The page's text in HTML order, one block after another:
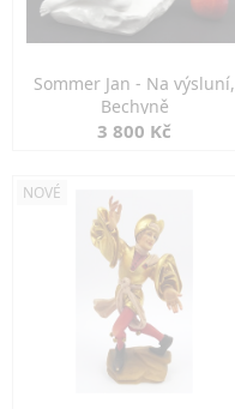
Sommer Jan - Na výsluní,
Bechyně
3 800 Kč
NOVÉ